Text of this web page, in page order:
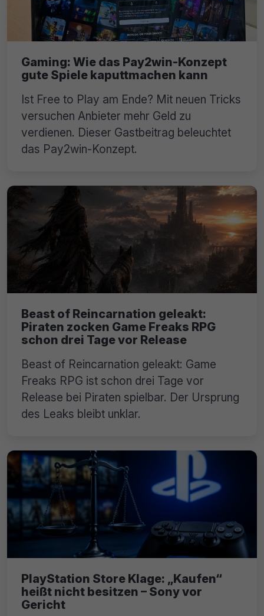
Gaming: Wie das Pay2win-Konzept
gute Spiele kaputtmachen kann
Ist Free to Play am Ende? Mit neuen Tricks
versuchen Anbieter mehr Geld zu
verdienen. Dieser Gastbeitrag beleuchtet
das Pay2win-Konzept.
Beast of Reincarnation geleakt:
Piraten zocken Game Freaks RPG
schon drei Tage vor Release
Beast of Reincarnation geleakt: Game
Freaks RPG ist schon drei Tage vor
Release bei Piraten spielbar. Der Ursprung
des Leaks bleibt unklar.
PlayStation Store Klage: „Kaufen“
heißt nicht besitzen – Sony vor
Gericht